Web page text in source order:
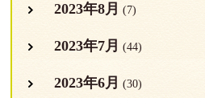
2023年8月 (7)
2023年7月 (44)
2023年6月 (30)